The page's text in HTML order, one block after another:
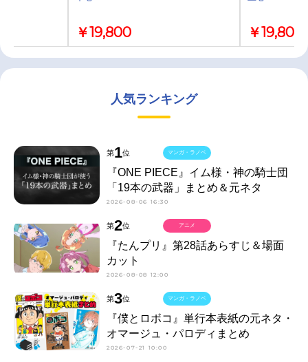
￥19,800 ￥19,800
人気ランキング
第1位
『ONE PIECE』イム様・神の騎士団
「19本の武器」まとめ＆元ネタ
2026-08-06 16:30
マンガ・ラノベ
第2位
『たんプリ』第28話あらすじ＆場面
カット
2026-08-08 12:00
アニメ
第3位
『僕とロボコ』単行本表紙の元ネタ・
オマージュ・パロディまとめ
2026-07-21 10:00
マンガ・ラノベ